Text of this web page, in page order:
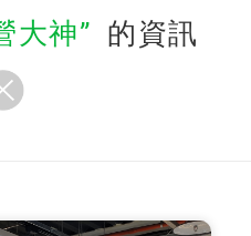
大神 的資訊